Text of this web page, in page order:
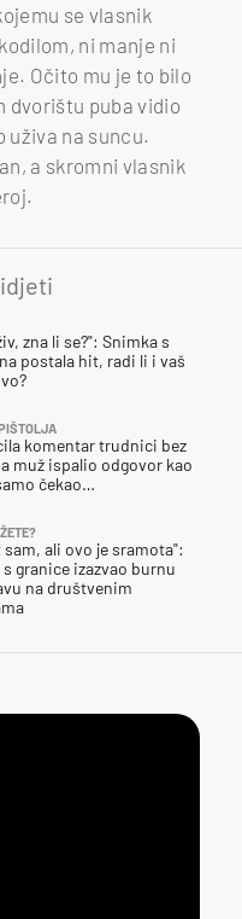
se vlasnik
ni manje ni
Očito mu je to bilo
dvorištu puba vidio
na suncu.
a skromni vlasnik
zna li se?": Snimka s
postala hit, radi li i vaš
komentar trudnici bez
muž ispalio odgovor kao
čekao…
sam, ali ovo je sramota":
s granice izazvao burnu
na društvenim